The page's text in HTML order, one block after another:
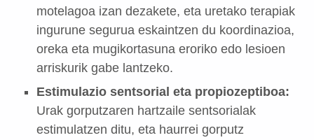
motelagoa izan dezakete, eta uretako terapiak
ingurune segurua eskaintzen du koordinazioa,
oreka eta mugikortasuna eroriko edo lesioen
arriskurik gabe lantzeko.
Estimulazio sentsorial eta propiozeptiboa:
Urak gorputzaren hartzaile sentsorialak
estimulatzen ditu, eta haurrei gorputz